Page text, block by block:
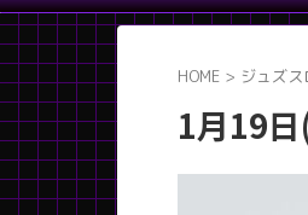
HOME > ジュズス
1月19